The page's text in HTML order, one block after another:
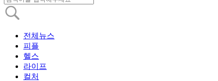
전체뉴스
피플
헬스
라이프
컬처